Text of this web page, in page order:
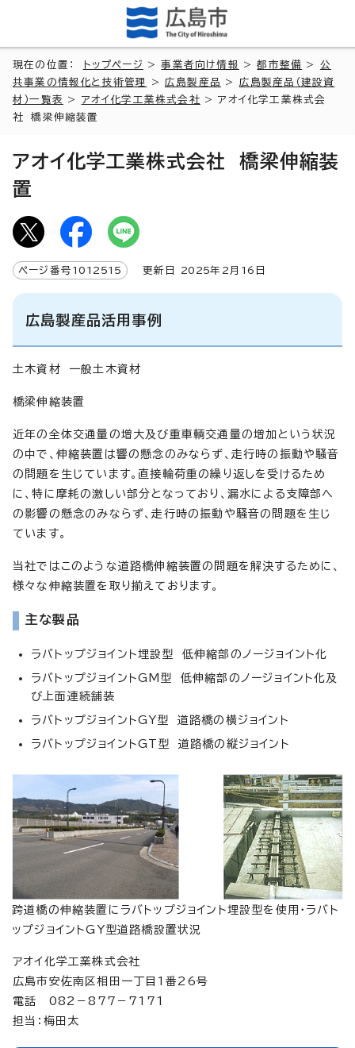
現在の位置： トップページ >事業者向け情報 >都市整備 > 公
共事業の情報化と技術管理
>広島製産品 > 広島製産品（建設資
材）一覧表
> アオイ化学工業株式会社 > アオイ化学工業株式会
社 橋梁伸縮装置
アオイ化学工業株式会社 橋梁伸縮装
置
ページ番号 1012515 更新日 2025年2月 16 日
広島製産品活用事例
土木資材 一般土木資材
橋梁伸縮装置
近年の全体交通量の増大及び重車輌交通量の増加という状況
の中で、伸縮装置は響の懸念のみならず、走行時の振動や騒音
の問題を生じています。直接輪荷重の繰り返しを受けるため
に、特に摩耗の激しい部分となっており、漏水による支障部へ
の影響の懸念のみならず、走行時の振動や騒音の問題を生じ
ています。
当社ではこのような道路橋伸縮装置の問題を解決するために、
様々な伸縮装置を取り揃えております。
主な製品
ラバトップジョイント埋設型 低伸縮部のノージョイント化
ラバトップジョイントGM型 低伸縮部のノージョイント化及
び上面連続舗装
ラバトップジョイントGY型 道路橋の横ジョイント
ラバトップジョイントGT型 道路橋の縦ジョイント
跨道橋の伸縮装置にラバトップジョイント埋設型を使用・ラバト
ップジョイントGY型道路橋設置状況
アオイ化学工業株式会社
広島市安佐南区相田一丁目1番26号
電話 082－877－7171
担当：梅田太